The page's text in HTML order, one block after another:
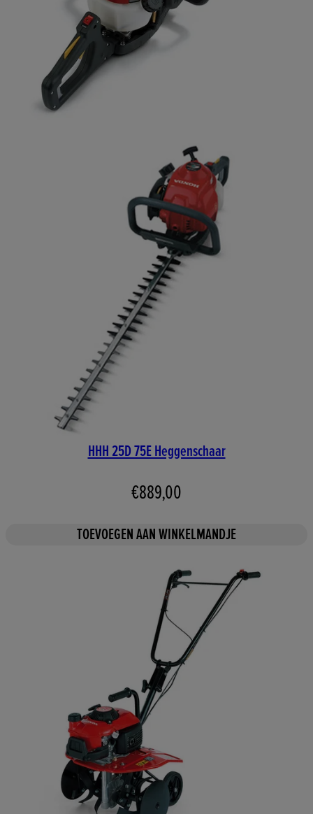
HHH 25D 75E Heggenschaar
€889,00
TOEVOEGEN AAN WINKELMANDJE